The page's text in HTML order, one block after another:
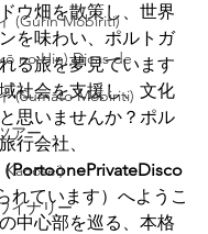
(Gurīn Mobiriti)
no Hin) Dicas de
(Sumāto Mobiriti)
アー
イナリー
ウ畑を散策し、世界
を味わい、ポルトガ
る旅を夢見ています
社会を支援し、文化
思いませんか？ポル
行会社、
PortoonePrivateDisco
れています）へようこ
中心部を巡る、本格